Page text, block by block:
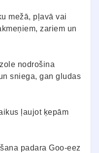
mežā, pļavā vai
zariem un
nodrošina
sniega, gan gludas
ļaujot ķepām
padara Goo-eez